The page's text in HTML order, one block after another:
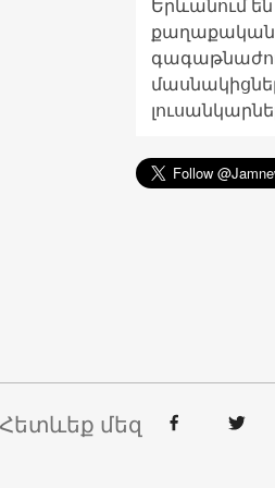
Երևանում
քաղաքական
Հետևեք մեզ